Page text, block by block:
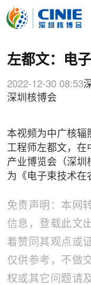
左都文：电
2022-12-30 08:53
深圳核博会
本视频为中广核辐
工程师左都文，在
产业博览会（深圳
为《电子束技术在
免责声明：本网
信息，登载此文
着赞同其观点或
仅供参考，不做
权或其它问题请